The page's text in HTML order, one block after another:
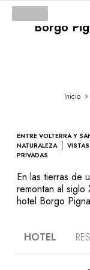
Borgo
Inicio
ENTRE VOLTERRA Y
NATURALEZA
PRIVADAS
En las tierras de
remontan al siglo
hotel Borgo
frescos
HOTEL